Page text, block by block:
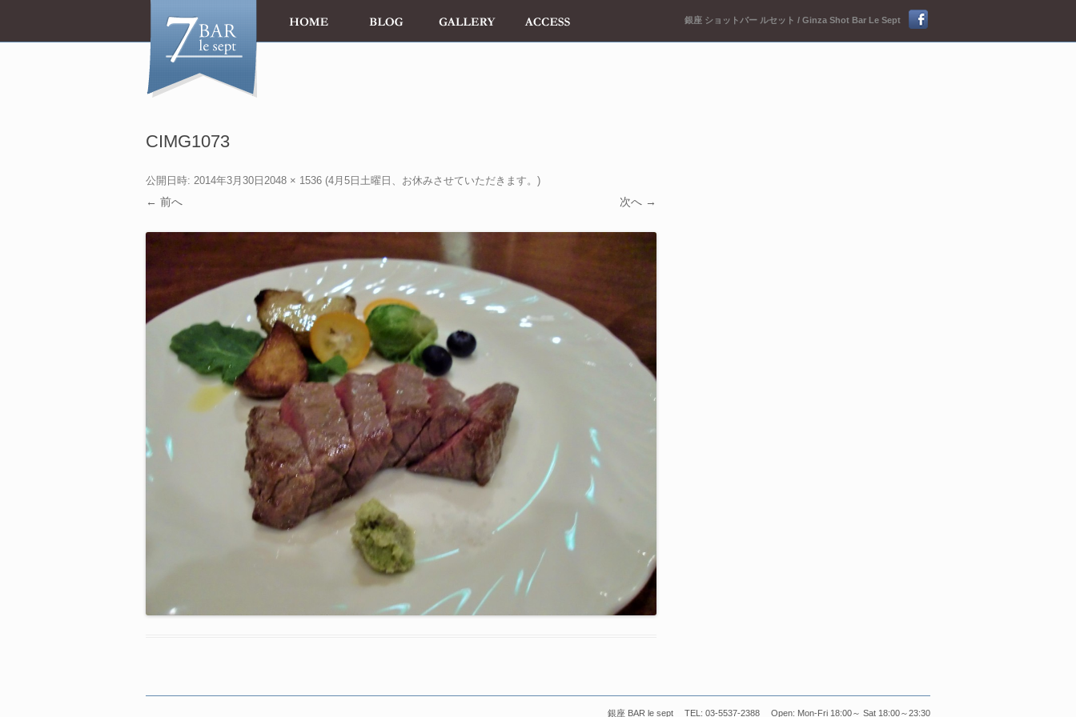
銀座 ショットバー ルセット / Ginza Shot Bar Le Sept
CIMG1073
公開日時: 2014年3月30日 2048 × 1536 (4月5日土曜日、お休みさせていただきます。 )
← 前へ 次へ →
銀座 BAR le sept TEL: 03-5537-2388 Open: Mon-Fri 18:00～ Sat 18:00～23:30